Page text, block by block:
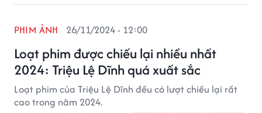
Loạt phim được chiếu lại nhiều nhất
2024: Triệu Lệ Dĩnh quá xuất sắc
PHIM ẢNH 26/11/2024 - 12:00
Loạt phim của Triệu Lệ Dĩnh đều có lượt chiếu lại rất
cao trong năm 2024.